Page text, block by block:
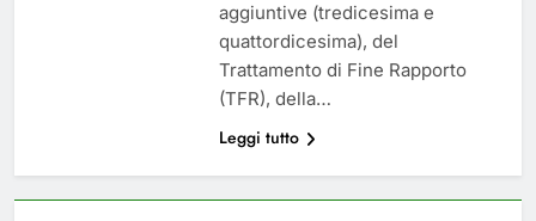
aggiuntive (tredicesima e
quattordicesima), del
Trattamento di Fine Rapporto
(TFR), della…
Leggi tutto